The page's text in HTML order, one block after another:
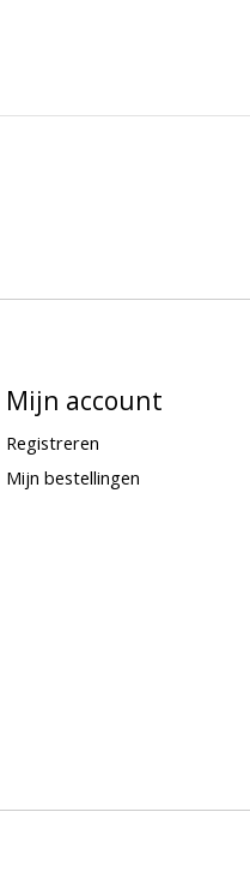
Mijn account
Registreren
Mijn bestellingen